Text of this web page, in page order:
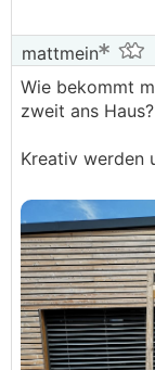
mattmein
Wie bekommt
zweit ans Haus?
Kreativ werden